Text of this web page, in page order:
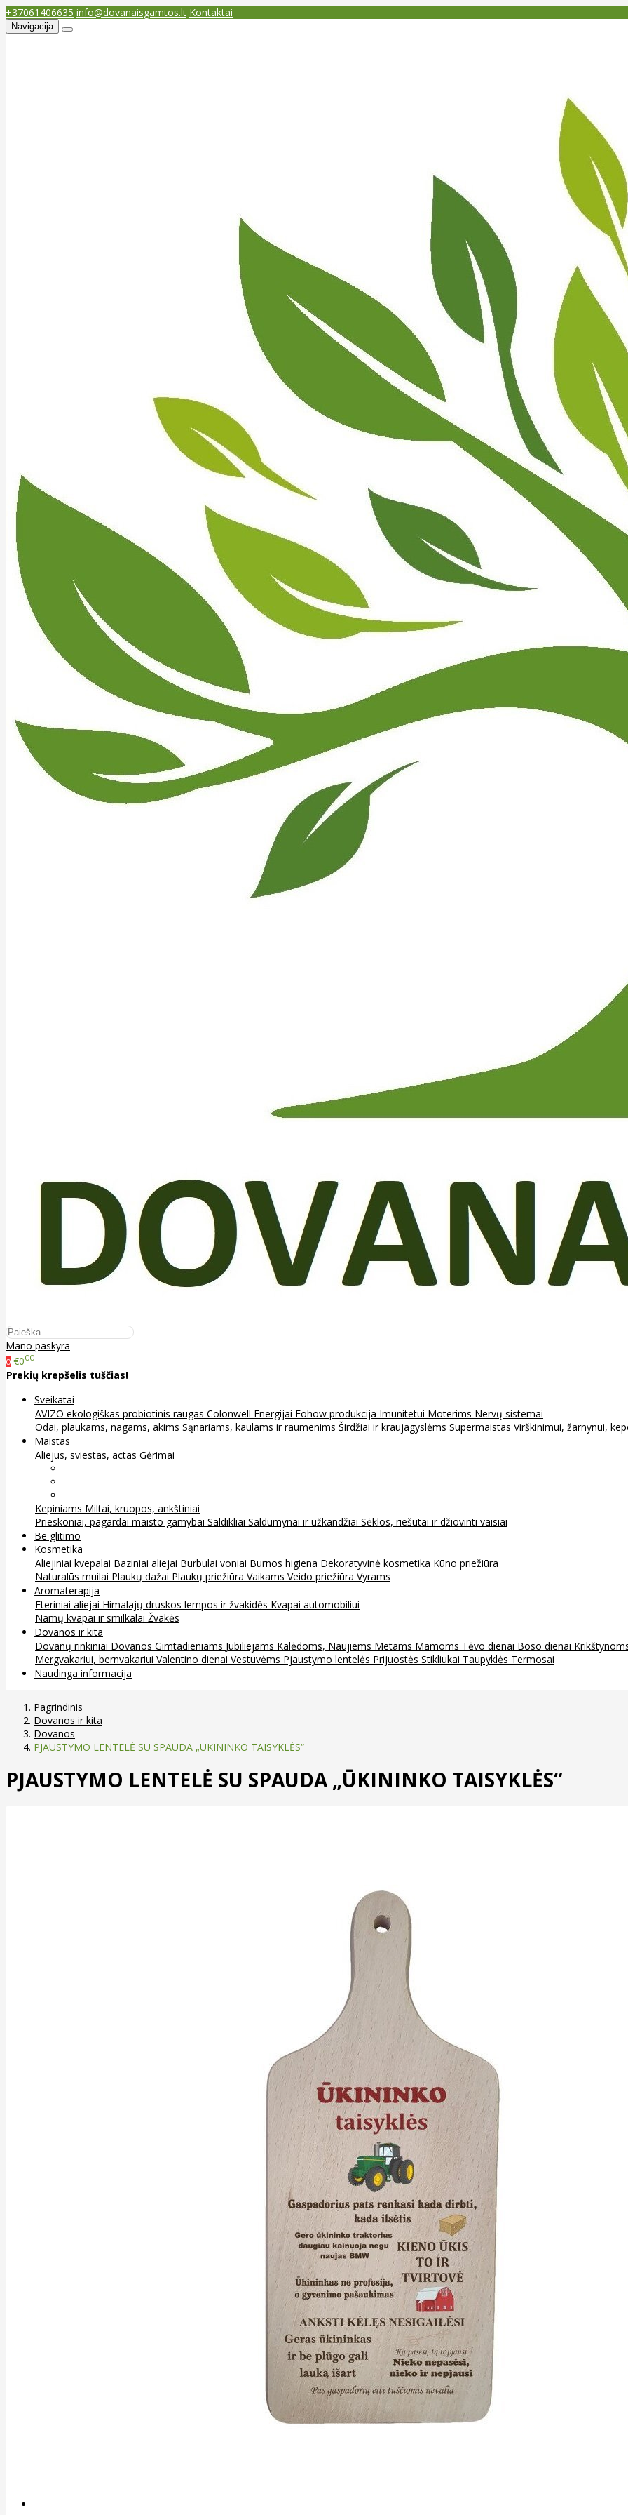
+37061406635 info@dovanaisgamtos.lt Kontaktai
Navigacija
Mano paskyra
0 €000
Prekių krepšelis tuščias!
Sveikatai
AVIZO ekologiškas probiotinis raugas Colonwell Energijai Fohow produkcija Imunitetui Moterims Nervų sistemai
Odai, plaukams, nagams, akims Sąnariams, kaulams ir raumenims Širdžiai ir kraujagyslėms Supermaistas Virškinimui, žarnynui,
Maistas
Aliejus, sviestas, actas Gėrimai
Kepiniams Miltai, kruopos, ankštiniai
Prieskoniai, pagardai maisto gamybai Saldikliai Saldumynai ir užkandžiai Sėklos, riešutai ir džiovinti vaisiai
Be glitimo
Kosmetika
Aliejiniai kvepalai Baziniai aliejai Burbulai voniai Burnos higiena Dekoratyvinė kosmetika Kūno priežiūra
Naturalūs muilai Plaukų dažai Plaukų priežiūra Vaikams Veido priežiūra Vyrams
Aromaterapija
Eteriniai aliejai Himalajų druskos lempos ir žvakidės Kvapai automobiliui
Namų kvapai ir smilkalai Žvakės
Dovanos ir kita
Dovanų rinkiniai Dovanos Gimtadieniams Jubiliejams Kalėdoms, Naujiems Metams Mamoms Tėvo dienai Boso dienai
Mergvakariui, bernvakariui Valentino dienai Vestuvėms Pjaustymo lentelės Prijuostės Stikliukai Taupyklės Termosai
Naudinga informacija
Pagrindinis
Dovanos ir kita
Dovanos
PJAUSTYMO LENTELĖ SU SPAUDA „ŪKININKO TAISYKLĖS“
PJAUSTYMO LENTELĖ SU SPAUDA „ŪKININKO TAISYKLĖS“